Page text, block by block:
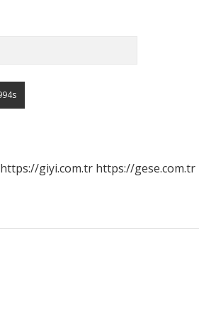
https://giyi.com.tr https://gese.com.tr